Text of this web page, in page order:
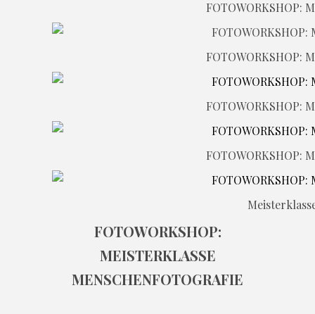
FOTOWORKSHOP:
FOTOWORKSHOP:
FOTOWORKSHOP:
FOTOWORKSHOP:
FOTOWORKSHOP:
MEISTERKLASSE
MENSCHENFOTOGRAFIE